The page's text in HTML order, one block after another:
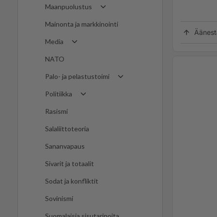
Maanpuolustus
Mainonta ja markkinointi
Media
NATO
Palo- ja pelastustoimi
Politiikka
Rasismi
Salaliittoteoria
Sananvapaus
Sivarit ja totaalit
Sodat ja konfliktit
Sovinismi